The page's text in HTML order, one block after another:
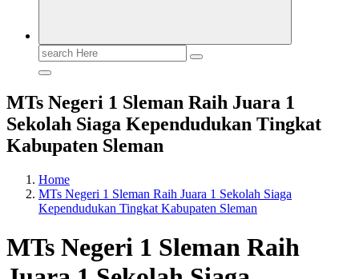
Search
for:
MTs Negeri 1 Sleman Raih Juara 1
Sekolah Siaga Kependudukan Tingkat
Kabupaten Sleman
Home
MTs Negeri 1 Sleman Raih Juara 1 Sekolah Siaga
Kependudukan Tingkat Kabupaten Sleman
MTs Negeri 1 Sleman Raih